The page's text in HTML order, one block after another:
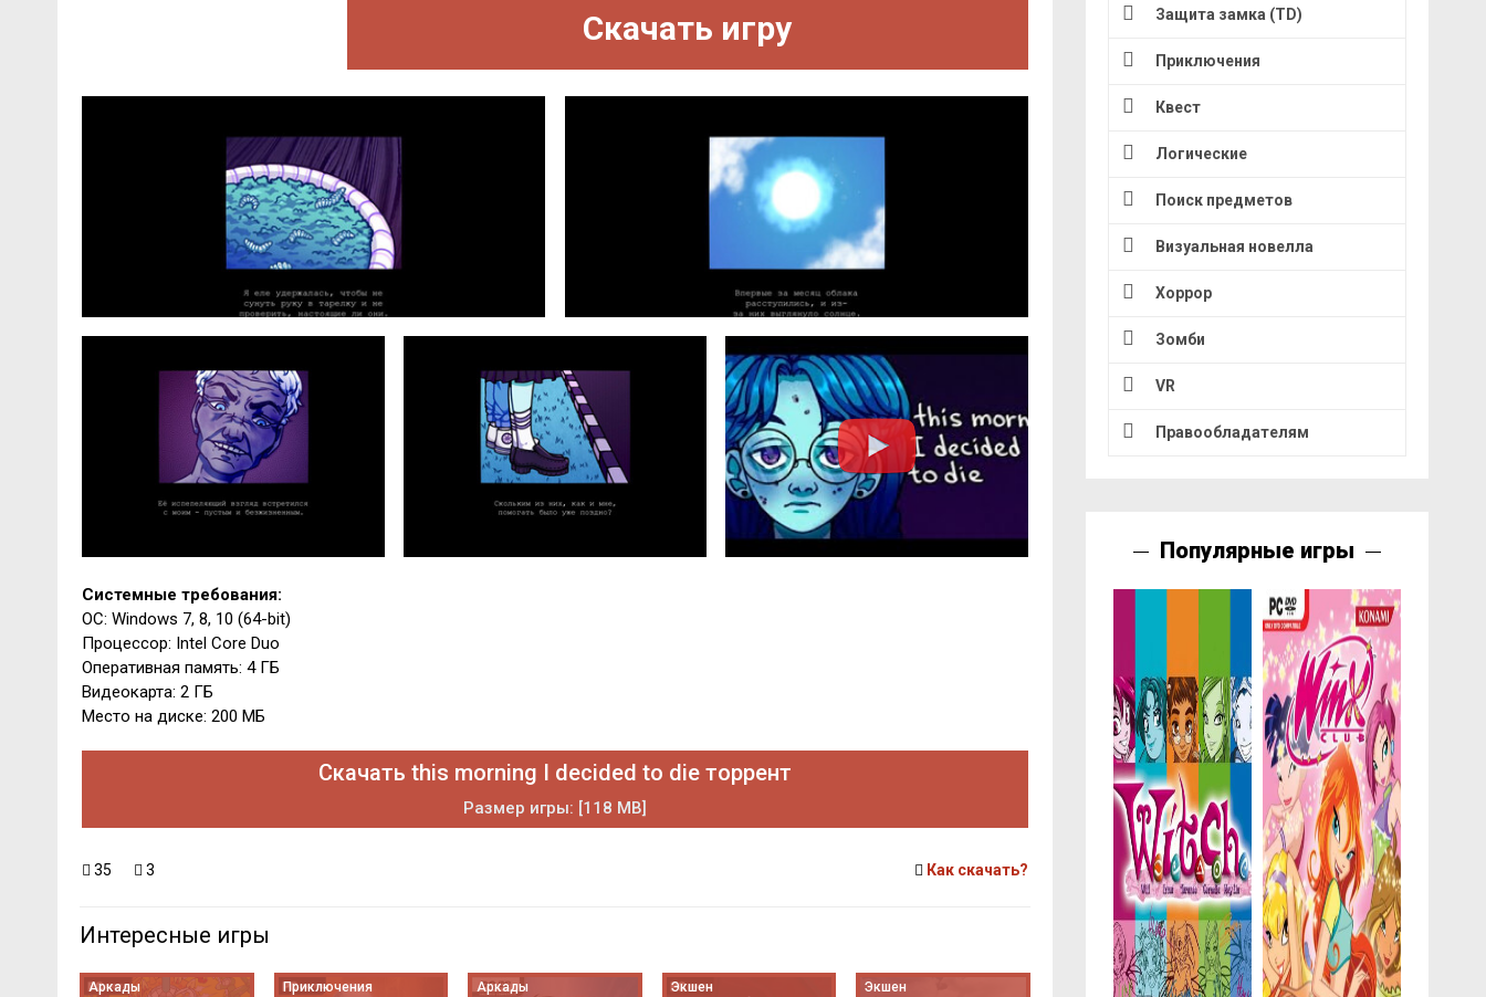
Скачать игру
Системные требования:
ОС: Windows 7, 8, 10 (64-bit)
Процессор: Intel Core Duo
Оперативная память: 4 ГБ
Видеокарта: 2 ГБ
Место на диске: 200 МБ
Скачать this morning I decided to die торрент
Размер игры: [118 MB]
35 3 Как скачать?
Интересные игры
Аркады Приключения Аркады Экшен Экшен
Защита замка (TD)
Приключения
Квест
Логические
Поиск предметов
Визуальная новелла
Хоррор
Зомби
VR
Правообладателям
Популярные игры